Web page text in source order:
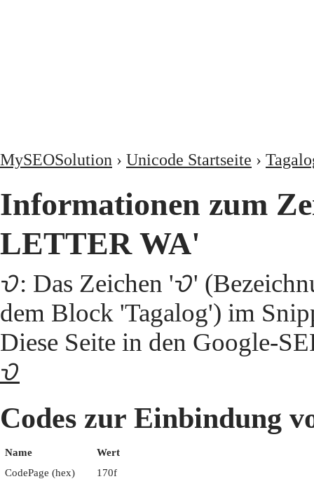
MySEOSolution › Unicode Startseite ›
Informationen zum
LETTER WA'
ᜏ: Das Zeichen 'ᜏ'
dem Block 'Tagalog') im
Diese Seite in den Google-
ᜏ
Codes zur Einbindung
Name
Wert
CodePage (hex)
170f